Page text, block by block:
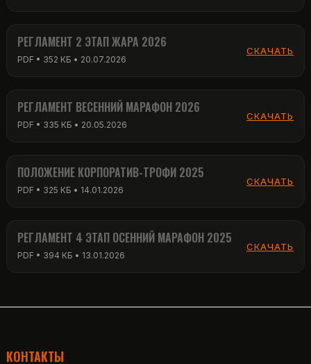
РЕГЛАМЕНТ 2 ЭТАП ЖАРА 2026
PDF • 352 КБ • 20.07.2026
СКАЧАТЬ
РЕГЛАМЕНТ ВЕСЕННИЙ МАРАФОН 2026
PDF • 335 КБ • 20.05.2026
СКАЧАТЬ
ПОЛОЖЕНИЕ КОРПОРАТИВ-ТРОФИ 2025
PDF • 325 КБ • 14.01.2026
СКАЧАТЬ
РЕГЛАМЕНТ 4 ЭТАП ОСЕННИЙ МАРАФОН 2025
PDF • 394 КБ • 13.01.2026
СКАЧАТЬ
КОНТАКТЫ